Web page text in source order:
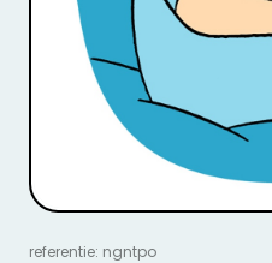
referentie: ngntpo